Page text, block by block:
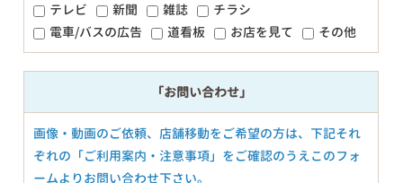
テレビ
新聞 雑誌
チラシ
電車/バスの広告
道看板 お店を見て その他
「お問い合わせ」
画像・動画のご依頼、店舗移動をご希望の方は、下記それ
ぞれの「ご利用案内・注意事項」をご確認のうえこのフォ
ームよりお問い合わせ下さい。